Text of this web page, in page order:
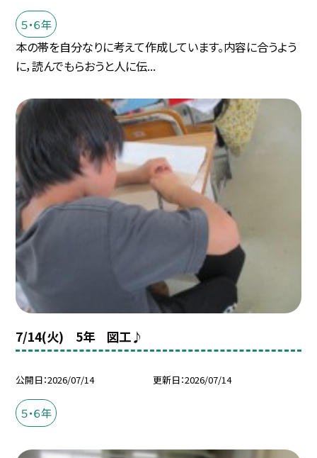
５・６年
本の帯を自分なりに考えて作成しています。内容に合うよう
に，読んでもらおうと人に伝...
7/14(火) 5年 図工♪
公開日 2026/07/14 更新日 2026/07/14
５・６年